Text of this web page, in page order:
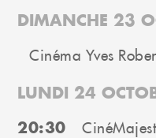
DIMANCHE 23
Cinéma Yves
LUNDI 24
20:30